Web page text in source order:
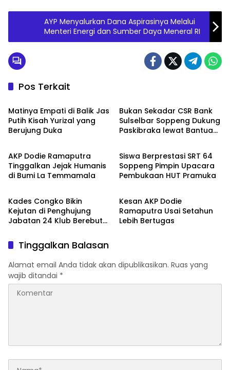
AYP Menyalurkan Dana Aspirasinya Melalui
Menteri Energi dan Sumber Daya Meneral RI
Pos Terkait
Metro
Matinya Empati di Balik Jas
Putih Kisah Yurizal yang
Berujung Duka
Bukan Sekadar CSR Bank
Sulselbar Soppeng Dukung
Paskibraka lewat Bantuan
Metro
AKP Dodie Ramaputra
Tinggalkan Jejak Humanis
di Bumi La Temmamala
Metro
Siswa Berprestasi SRT 64
Soppeng Pimpin Upacara
Pembukaan HUT Pramuka
Metro
Kades Congko Bikin
Kejutan di Penghujung
Jabatan 24 Klub Berebut
Metro
Kesan AKP Dodie
Ramaputra Usai Setahun
Lebih Bertugas
Tinggalkan Balasan
Alamat email Anda tidak akan dipublikasikan. Ruas yang
wajib ditandai *